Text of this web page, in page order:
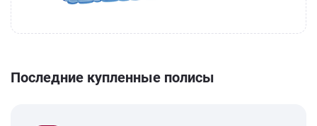
Последние купленные полисы